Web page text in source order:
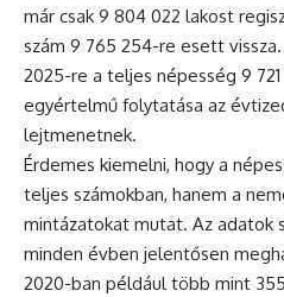
már csak 9 804 022 lakost
szám 9 765 254-re esett
2025-re a teljes népesség 9
egyértelmű folytatása az
lejtmenetnek.
Érdemes kiemelni, hogy a
teljes számokban, hanem a
mintázatokat mutat. Az adatok
minden évben jelentősen
2020-ban például több mint